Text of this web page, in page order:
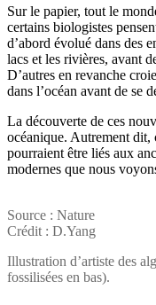
Sur le papier, tout le
certains biologistes
d’abord évolué dans des
lacs et les rivières, avant
D’autres en revanche
dans l’océan avant de se
La découverte de ces
océanique. Autrement dit,
pourraient être liés aux
modernes que nous
Source : Nature
Crédit : D.Yang
Illustration d’artiste des
fossilisées en bas).